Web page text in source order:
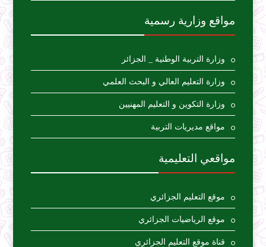
مواقع وزارية رسمية
وزارة التربية الوطنية _ الجزائر
وزارة التعليم العالي و البحث العلمي
وزارة التكوين و التعليم المهنيين
مواقع مديريات التربية
مواقعي التعليمية
موقع التعليم الجزائري
موقع الرياضيات الجزائري
قناة موقع التعليم الجزائري